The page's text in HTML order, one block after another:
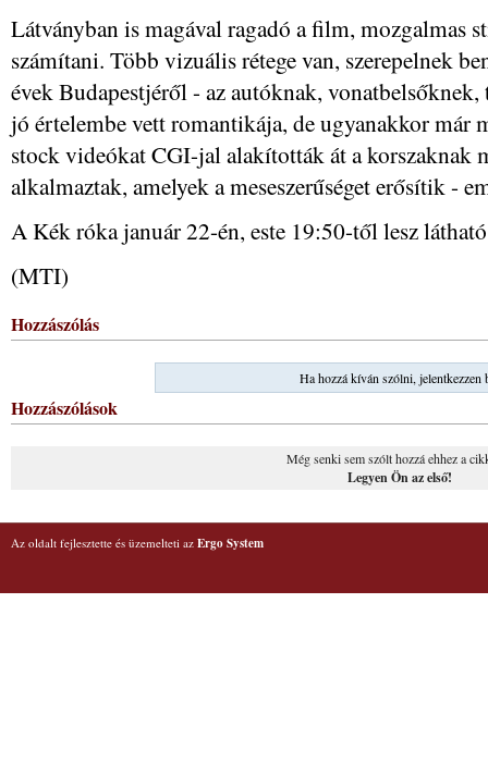
Látványban is magával ragadó a film, mozgalmas
számítani. Több vizuális rétege van, szerepelnek
évek Budapestjéről - az autóknak,
jó értelembe vett romantikája, de ugyanakkor már
stock videókat CGI-jal alakították át a korszaknak
alkalmaztak, amelyek a meseszerűséget erősítik -
A Kék róka január 22-én, este 19:50-től lesz
(MTI)
Hozzászólás
Ha hozzá kíván szólni, jelentkezzen
Hozzászólások
Még senki sem szólt hozzá ehhez a
Legyen Ön az első!
Az oldalt fejlesztette és üzemelteti az Ergo System